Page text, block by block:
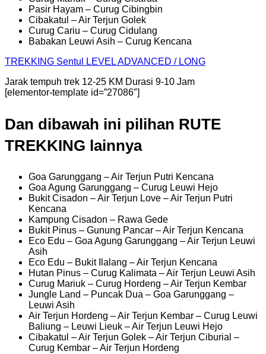
Pasir Hayam – Curug Cibingbin
Cibakatul – Air Terjun Golek
Curug Cariu – Curug Cidulang
Babakan Leuwi Asih – Curug Kencana
TREKKING Sentul
LEVEL ADVANCED / LONG
Jarak tempuh trek 12-25 KM Durasi 9-10 Jam
[elementor-template id=”27086″]
Dan dibawah ini pilihan RUTE
TREKKING lainnya
Goa Garunggang – Air Terjun Putri Kencana
Goa Agung Garunggang – Curug Leuwi Hejo
Bukit Cisadon – Air Terjun Love – Air Terjun Putri
Kencana
Kampung Cisadon – Rawa Gede
Bukit Pinus – Gunung Pancar – Air Terjun Kencana
Eco Edu – Goa Agung Garunggang – Air Terjun Leuwi
Asih
Eco Edu – Bukit Ilalang – Air Terjun Kencana
Hutan Pinus – Curug Kalimata – Air Terjun Leuwi Asih
Curug Mariuk – Curug Hordeng – Air Terjun Kembar
Jungle Land – Puncak Dua – Goa Garunggang –
Leuwi Asih
Air Terjun Hordeng – Air Terjun Kembar – Curug Leuwi
Baliung – Leuwi Lieuk – Air Terjun Leuwi Hejo
Cibakatul – Air Terjun Golek – Air Terjun Ciburial –
Curug Kembar – Air Terjun Hordeng